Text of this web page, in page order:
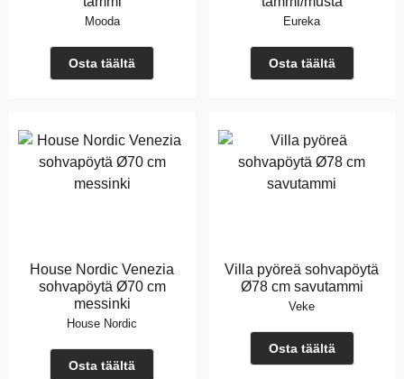
Mooda
Osta täältä
Eureka
Osta täältä
House Nordic Venezia
sohvapöytä Ø70 cm
messinki
House Nordic
Osta täältä
Villa pyöreä sohvapöytä
Ø78 cm savutammi
Veke
Osta täältä